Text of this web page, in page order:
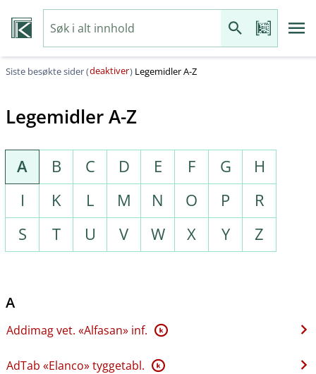
Siste besøkte sider (deaktiver) Legemidler A-Z
Legemidler A-Z
A B C D E F G
H
I
K L M N O P
R
S
T U V W X Y Z
A
Addimag vet. «Alfasan» inf. K
AdTab «Elanco» tyggetabl. K